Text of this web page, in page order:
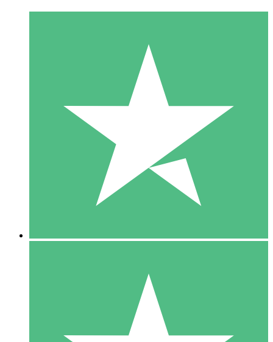
Pacchetti di Crediti Individuali
Paga a consumo con crediti di download. Nessun impegno
1 Download
10
US$1500
10 Download
20